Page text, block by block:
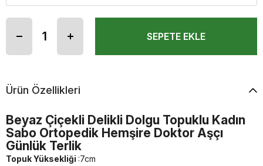
Ürün Özellikleri
Beyaz Çiçekli Delikli Dolgu Topuklu Kadın
Sabo Ortopedik Hemşire Doktor Aşçı
Günlük Terlik
Topuk Yüksekliği :7cm